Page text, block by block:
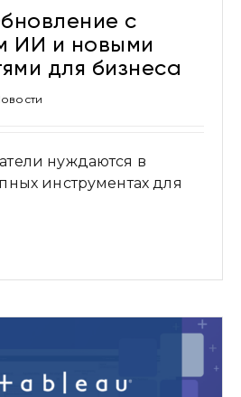
с
ИИ и новыми
для бизнеса
нуждаются в
инструментах для